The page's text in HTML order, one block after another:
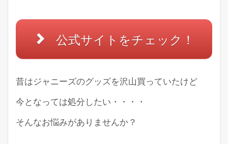
公式サイトをチェック！
昔はジャニーズのグッズを沢山買っていたけど
今となっては処分したい・・・・
そんなお悩みがありませんか？